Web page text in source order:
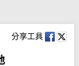
分享工具